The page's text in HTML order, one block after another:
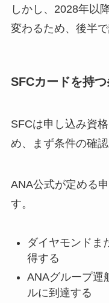
しかし、2028年以
変わるため、後半
SFCカードを持
SFCは申し込み資
め、まず条件の確認
ANA公式が定める
す。
ダイヤモンドま
得する
ANAグループ運
ルに到達する